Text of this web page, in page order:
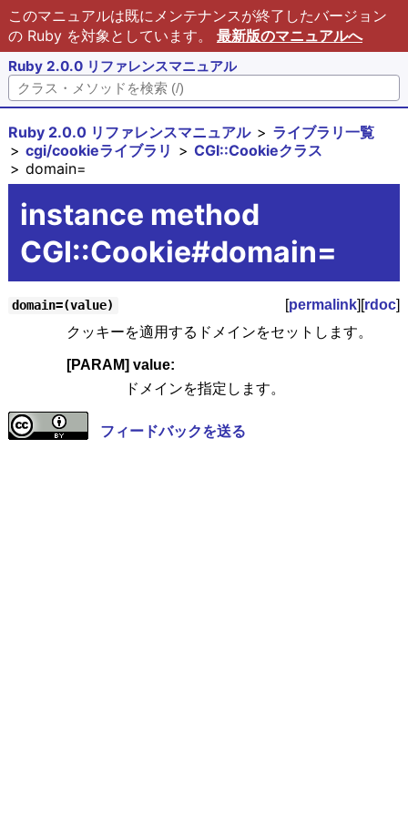
このマニュアルは既にメンテナンスが終了したバージョン
の Ruby を対象としています。 最新版のマニュアルへ
Ruby 2.0.0 リファレンスマニュアル
Ruby 2.0.0 リファレンスマニュアル
ライブラリ一覧
cgi/cookieライブラリ
CGI::Cookieクラス
domain=
instance method
CGI::Cookie#domain=
domain=(value) [permalink][rdoc]
クッキーを適用するドメインをセットします。
[PARAM] value:
ドメインを指定します。
フィードバックを送る